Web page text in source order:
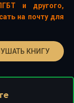
и другого,
на почту для
КНИГУ